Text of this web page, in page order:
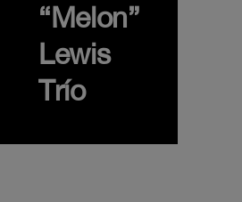
“Melon”
Lewis
Trío